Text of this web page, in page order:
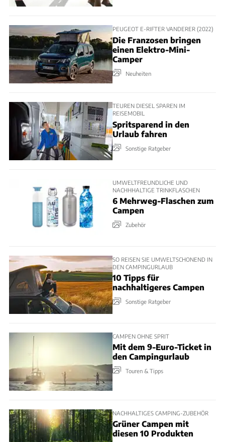
PEUGEOT E-RIFTER VANDERER (2022)
Die Franzosen bringen
einen Elektro-Mini-
Camper
Neuheiten
TEUREN DIESEL SPAREN IM
REISEMOBIL
Spritsparend in den
Urlaub fahren
Sonstige Ratgeber
UMWELTFREUNDLICHE UND
NACHHHALTIGE TRINKFLASCHEN
6 Mehrweg-Flaschen zum
Campen
Zubehör
SO REISEN SIE UMWELTSCHONEND IN
DEN CAMPINGURLAUB
10 Tipps für
nachhaltigeres Campen
Sonstige Ratgeber
CAMPEN OHNE SPRIT
Mit dem 9-Euro-Ticket in
den Campingurlaub
Touren & Tipps
NACHHALTIGES CAMPING-ZUBEHÖR
Grüner Campen mit
diesen 10 Produkten